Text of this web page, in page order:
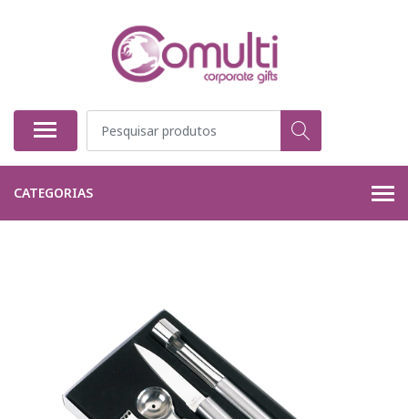
CATEGORIAS